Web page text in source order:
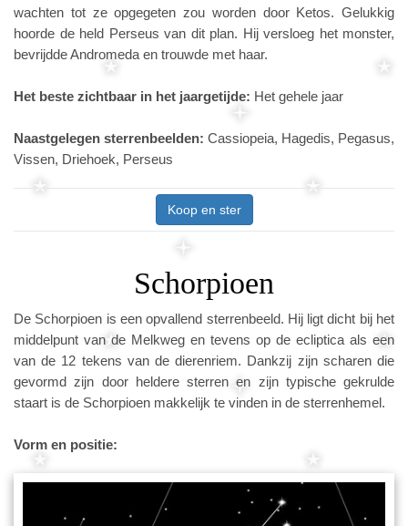
wachten tot ze opgegeten zou worden door Ketos. Gelukkig
hoorde de held Perseus van dit plan. Hij versloeg het monster,
bevrijdde Andromeda en trouwde met haar.
Het beste zichtbaar in het jaargetijde: Het gehele jaar
Naastgelegen sterrenbeelden: Cassiopeia, Hagedis, Pegasus,
Vissen, Driehoek, Perseus
Koop en ster
Schorpioen
De Schorpioen is een opvallend sterrenbeeld. Hij ligt dicht bij het
middelpunt van de Melkweg en tevens op de ecliptica als een
van de 12 tekens van de dierenriem. Dankzij zijn scharen die
gevormd zijn door heldere sterren en zijn typische gekrulde
staart is de Schorpioen makkelijk te vinden in de sterrenhemel.
Vorm en positie: